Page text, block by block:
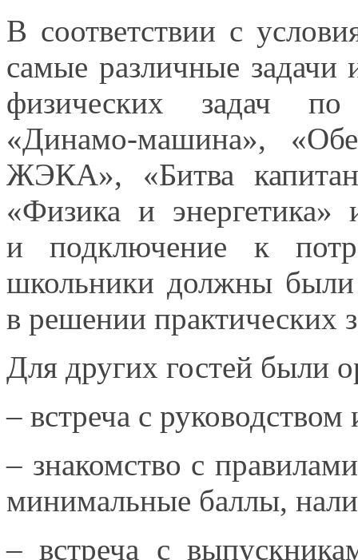
В соответствии с
самые различные задачи
физических задач по
«Динамо-машина»,
ЖЭКА», «Битва
«Физика и энергетика»
и подключение
к
школьники должны
в решении практических
Для других гостей были
– встреча с руководством
– знакомство с правилами
минимальные баллы,
– встреча с